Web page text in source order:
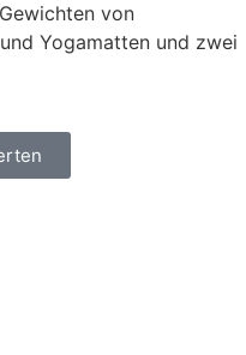
von
Yogamatten und zwei